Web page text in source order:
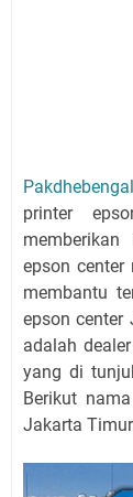
printer
epson
membantu
epson center
adalah
yang di
Berikut
Jakarta